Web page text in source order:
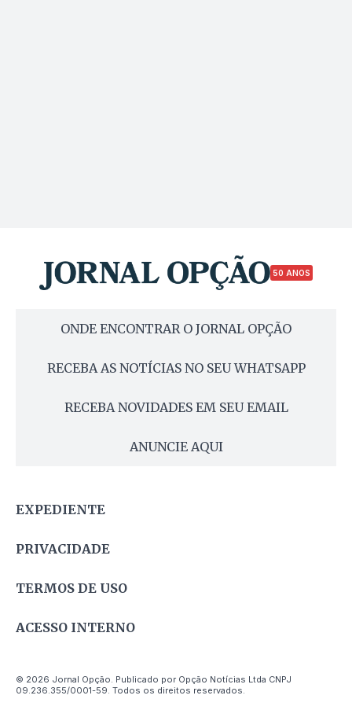
50 ANOS
ONDE ENCONTRAR O JORNAL OPÇÃO
RECEBA AS NOTÍCIAS NO SEU WHATSAPP
RECEBA NOVIDADES EM SEU EMAIL
ANUNCIE AQUI
EXPEDIENTE
PRIVACIDADE
TERMOS DE USO
ACESSO INTERNO
© 2026 Jornal Opção. Publicado por Opção Notícias Ltda CNPJ
09.236.355/0001-59. Todos os direitos reservados.